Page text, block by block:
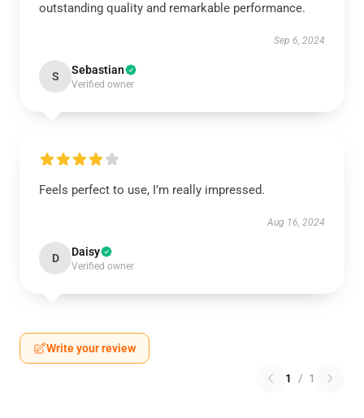
outstanding quality and remarkable performance.
Sep 6, 2024
S Sebastian
Verified owner
Feels perfect to use, I’m really impressed.
Aug 16, 2024
D Daisy
Verified owner
Write your review
1 / 1